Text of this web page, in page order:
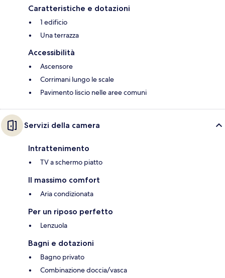
Caratteristiche e dotazioni
1 edificio
Una terrazza
Accessibilità
Ascensore
Corrimani lungo le scale
Pavimento liscio nelle aree comuni
Servizi della camera
Intrattenimento
TV a schermo piatto
Il massimo comfort
Aria condizionata
Per un riposo perfetto
Lenzuola
Bagni e dotazioni
Bagno privato
Combinazione doccia/vasca